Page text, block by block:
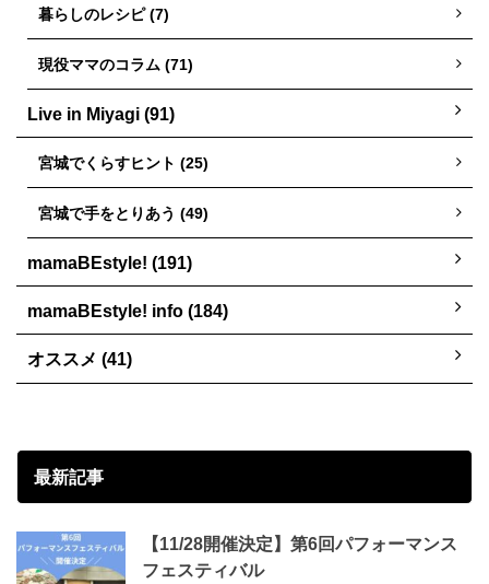
暮らしのレシピ (7)
現役ママのコラム (71)
Live in Miyagi (91)
宮城でくらすヒント (25)
宮城で手をとりあう (49)
mamaBEstyle! (191)
mamaBEstyle! info (184)
オススメ (41)
最新記事
【11/28開催決定】第6回パフォーマンス
フェスティバル